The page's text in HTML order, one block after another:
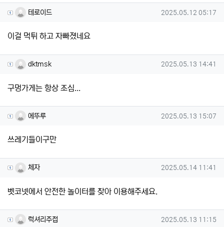
테로이드님의 댓글
테로이드 작성일
2025.05.12 05:17
이걸 먹튀 하고 자빠졌네요
dktmsk님의 댓글
dktmsk 작성일
2025.05.13 14:41
구멍가게는 항상 조심...
에뚜루님의 댓글
에뚜루 작성일
2025.05.13 15:07
쓰레기들이구만
체자님의 댓글
체자 작성일
2025.05.14 11:41
벳코넷에서 안전한 놀이터를 찾아 이용해주세요.
럭셔리주접님의 댓글
럭셔리주접 작성일
2025.05.13 11:15